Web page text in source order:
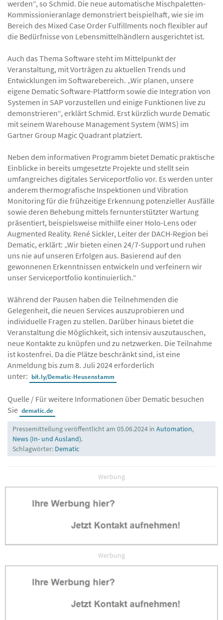
werden“, so Schmid. Die neue automatische Mischpaletten-
Kommissionieranlage demonstriert beispielhaft, wie sie im
Bereich des Mixed Case Order Fulfillments noch flexibler auf
die Bedürfnisse von Lebensmittelhändlern ausgerichtet ist.
Auch das Thema Software steht im Mittelpunkt der
Veranstaltung, mit Vorträgen zu aktuellen Trends und
Entwicklungen im Softwarebereich. „Wir planen, unsere
eigene Dematic Software-Plattform sowie die Integration von
Systemen in SAP vorzustellen und einige Funktionen live zu
demonstrieren“, erklärt Schmid. Erst kürzlich wurde Dematic
mit seinem Warehouse Management System (WMS) im
Gartner Group Magic Quadrant platziert.
Neben dem informativen Programm bietet Dematic praktische
Einblicke in bereits umgesetzte Projekte und stellt sein
umfangreiches digitales Serviceportfolio vor. Es werden unter
anderem thermografische Inspektionen und Vibration
Monitoring für die frühzeitige Erkennung potenzieller Ausfälle
sowie deren Behebung mittels fernunterstützter Wartung
präsentiert, beispielsweise mithilfe einer Holo-Lens oder
Augmented Reality. René Sickler, Leiter der DACH-Region bei
Dematic, erklärt: „Wir bieten einen 24/7-Support und ruhen
uns nie auf unseren Erfolgen aus. Basierend auf den
gewonnenen Erkenntnissen entwickeln und verfeinern wir
unser Serviceportfolio kontinuierlich.“
Während der Pausen haben die Teilnehmenden die
Gelegenheit, die neuen Services auszuprobieren und
individuelle Fragen zu stellen. Darüber hinaus bietet die
Veranstaltung die Möglichkeit, sich intensiv auszutauschen,
neue Kontakte zu knüpfen und zu netzwerken. Die Teilnahme
ist kostenfrei. Da die Plätze beschränkt sind, ist eine
Anmeldung bis zum 8. Juli 2024 erforderlich
unter: bit.ly/Dematic-Heusenstamm
Quelle / Für weitere Informationen über Dematic besuchen
Sie dematic.de
Pressemitteilung veröffentlicht am 05.06.2024 in Automation,
News (In- und Ausland).
Schlagwörter: Dematic
Werbung
Werbung